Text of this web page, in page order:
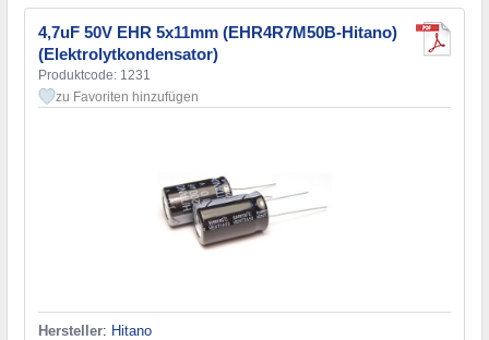
4,7uF 50V EHR 5x11mm (EHR4R7M50B-Hitano)
(Elektrolytkondensator)
Produktcode: 1231
zu Favoriten hinzufügen
Hersteller: Hitano